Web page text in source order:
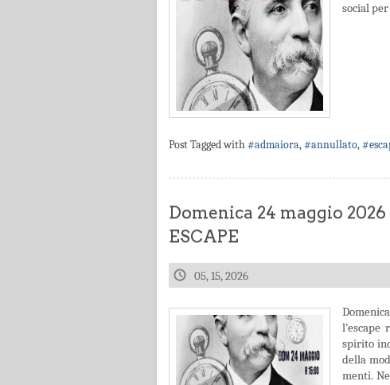
social
Post Tagged with#admaiora,#annullato,
Domenica 24 maggio
ESCAPE
05, 15, 2026
spirito
della
menti.